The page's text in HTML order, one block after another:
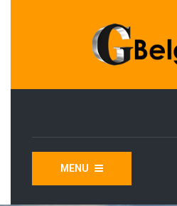
MENU